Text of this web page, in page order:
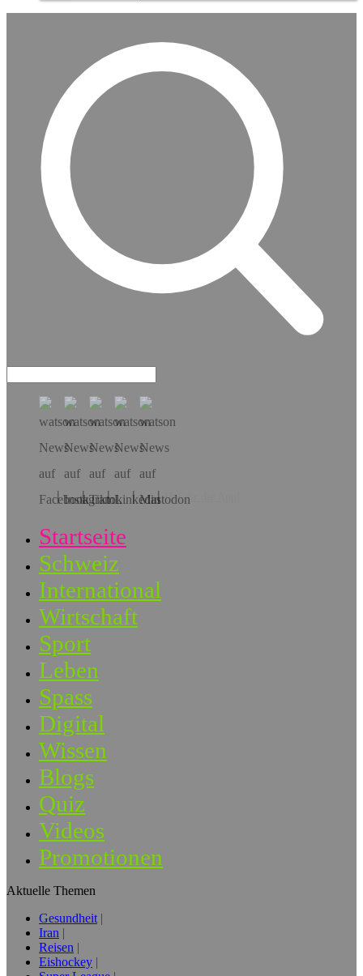
Hol dir die App!
Startseite
Schweiz
International
Wirtschaft
Sport
Leben
Spass
Digital
Wissen
Blogs
Quiz
Videos
Promotionen
Aktuelle Themen
Gesundheit
Iran
Reisen
Eishockey